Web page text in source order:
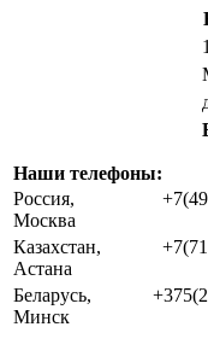
Наши телефоны:
Россия,
Москва
Казахстан,
Астана
Беларусь,
Минск